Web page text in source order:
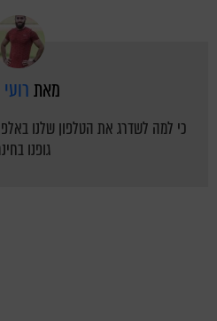
מאת
כי למה לשדרג את הטלפון שלנו
גופנו